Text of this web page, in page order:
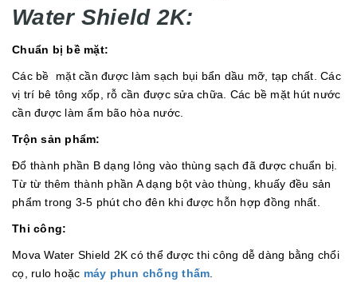
Water Shield 2K:
Chuẩn bị bề mặt:
Các bề mặt cần được làm sạch bụi bẩn dầu mỡ, tạp chất. Các
vị trí bê tông xốp, rỗ cần được sửa chữa. Các bề mặt hút nước
cần được làm ẩm bão hòa nước.
Trộn sản phẩm:
Đổ thành phần B dạng lỏng vào thùng sạch đã được chuẩn bị.
Từ từ thêm thành phần A dạng bột vào thùng, khuấy đều sản
phẩm trong 3-5 phút cho đên khi được hỗn hợp đồng nhất.
Thi công:
Mova Water Shield 2K có thể được thi công dễ dàng bằng chổi
cọ, rulo hoặc máy phun chống thấm